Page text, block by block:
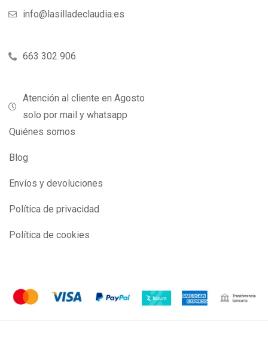
info@lasilladeclaudia.es
663 302 906
Atención al cliente en Agosto
solo por mail y whatsapp
Quiénes somos
Blog
Envíos y devoluciones
Política de privacidad
Política de cookies